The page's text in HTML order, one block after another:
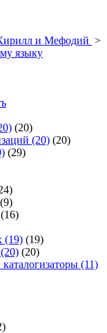
и Мефодий >
языку
(20)
(20) (20)
(29)
(9)
(16)
(19) (19)
(20) (20)
(11)